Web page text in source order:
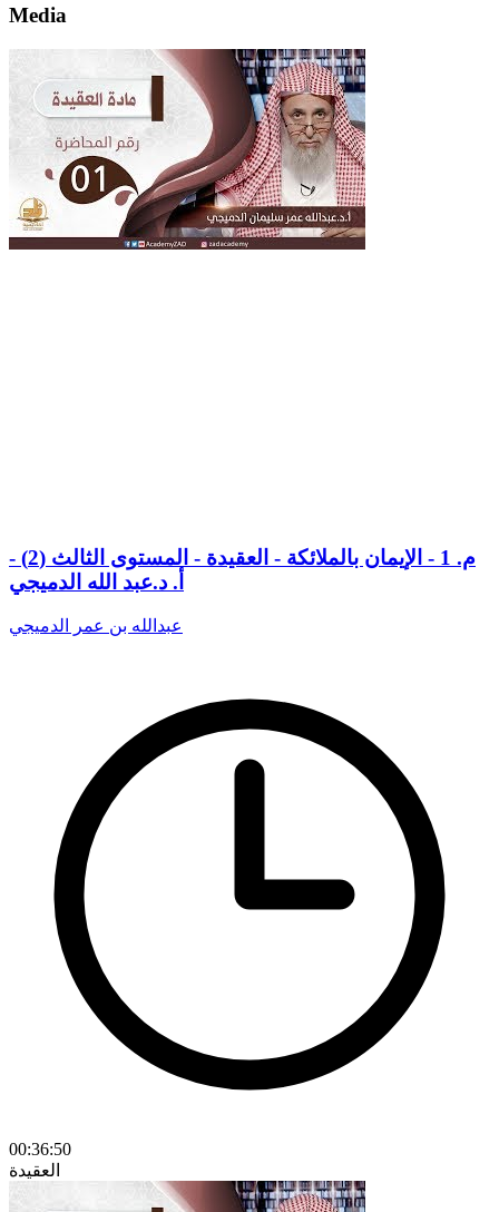
Media
م. 1 - الإيمان بالملائكة - العقيدة - المستوى الثالث (2) -
أ. د.عبد الله الدميجي
عبدالله بن عمر الدميجي
00:36:50
العقيدة